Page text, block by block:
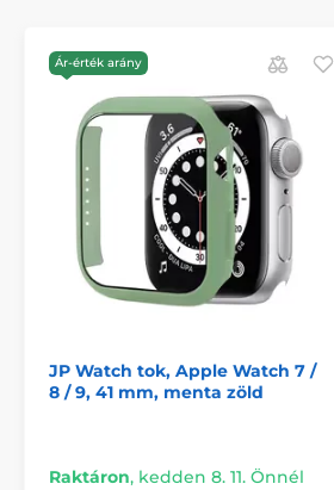
Kíméletes az érintéshez és a
lehetsz benne, hogy a tok nem
érzékenységét vagy a kijelző
belsejét úgy tervezték, hogy
biztonságosan tartsa a helyén,
megsérülne.
A csomag tartalma:
1 x JP óratok tokja
Ne várjon, és kényeztesse óráját a
óratok tokjával nem csak a stílust,
Ár-érték arány
JP Watch tok, Apple Watch 7 /
8 / 9, 41 mm, menta zöld
Raktáron, kedden 8. 11. Önnél